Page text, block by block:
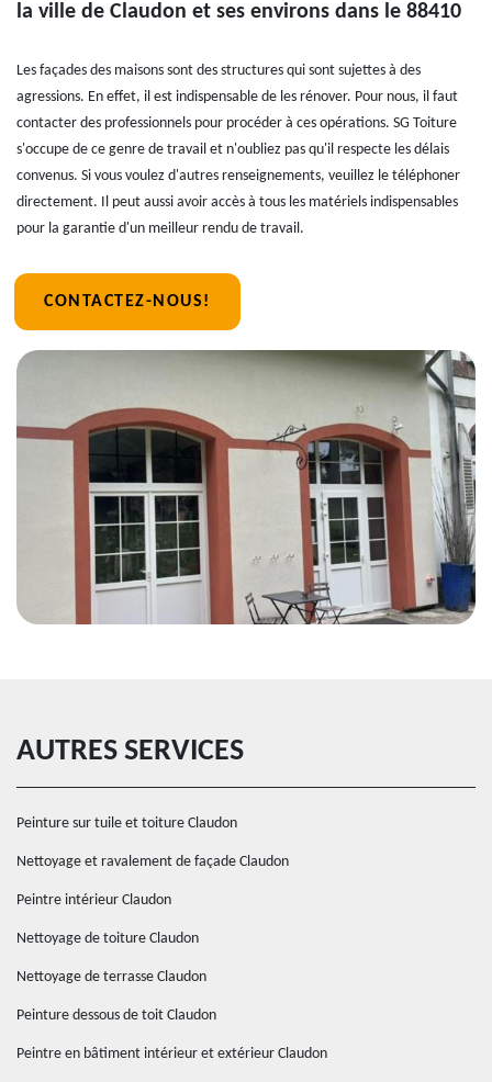
la ville de Claudon et ses environs dans le 88410
Les façades des maisons sont des structures qui sont sujettes à des
agressions. En effet, il est indispensable de les rénover. Pour nous, il faut
contacter des professionnels pour procéder à ces opérations. SG Toiture
s'occupe de ce genre de travail et n'oubliez pas qu'il respecte les délais
convenus. Si vous voulez d'autres renseignements, veuillez le téléphoner
directement. Il peut aussi avoir accès à tous les matériels indispensables
pour la garantie d'un meilleur rendu de travail.
CONTACTEZ-NOUS!
AUTRES SERVICES
Peinture sur tuile et toiture Claudon
Nettoyage et ravalement de façade Claudon
Peintre intérieur Claudon
Nettoyage de toiture Claudon
Nettoyage de terrasse Claudon
Peinture dessous de toit Claudon
Peintre en bâtiment intérieur et extérieur Claudon